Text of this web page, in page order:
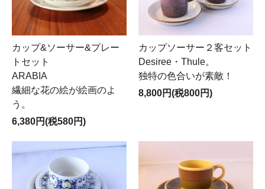
カップ&ソーサー&プレー
トセット
ARABIA
繊細な花の絵が絵画のよ
う。
6,380円(税580円)
カップソーサー２客セット
Desiree・Thule。
独特の色合いが素敵！
8,800円(税800円)